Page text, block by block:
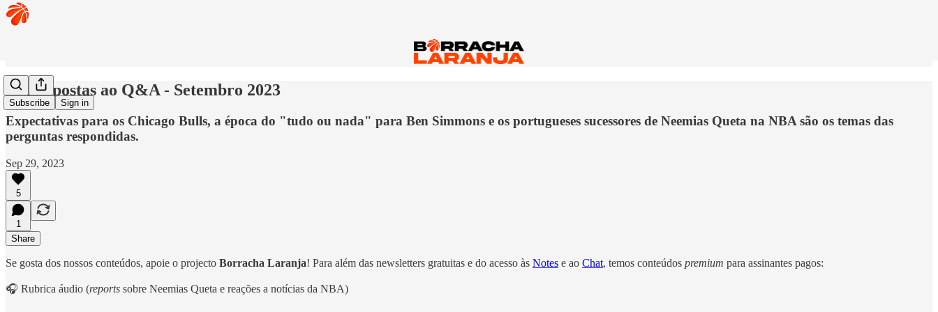
Subscribe Sign in
🏀 Respostas ao Q&A - Setembro 2023
Expectativas para os Chicago Bulls, a época do "tudo ou nada" para Ben Simmons e os portugueses sucessores de Neemias Queta na NBA são os temas das
perguntas respondidas.
Sep 29, 2023
5
1
Share
Se gosta dos nossos conteúdos, apoie o projecto Borracha Laranja! Para além das newsletters gratuitas e do acesso às Notes e ao Chat, temos conteúdos premium para assinantes pagos:
🎧 Rubrica áudio (reports sobre Neemias Queta e reações a notícias da NBA)